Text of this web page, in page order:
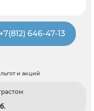
+7(812) 646-47-13
и акций